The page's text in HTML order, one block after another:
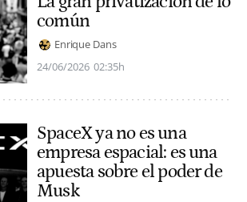
común
Enrique Dans
24/06/2026 02:35h
SpaceX ya no es una
empresa espacial: es una
apuesta sobre el poder de
Musk